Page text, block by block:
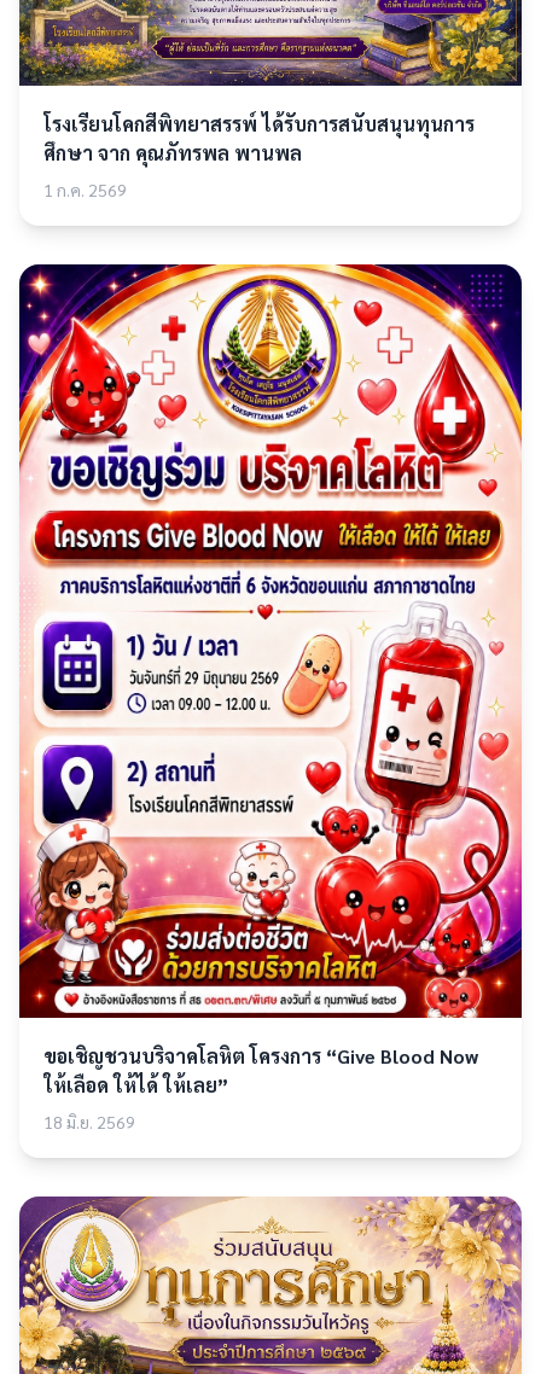
โรงเรียนโคกสีพิทยาสรรพ์ ได้รับการสนับสนุนทุนการ
ศึกษา จาก คุณภัทรพล พานพล
1 ก.ค. 2569
ขอเชิญชวนบริจาคโลหิต โครงการ “Give Blood Now
ให้เลือด ให้ได้ ให้เลย”
18 มิ.ย. 2569